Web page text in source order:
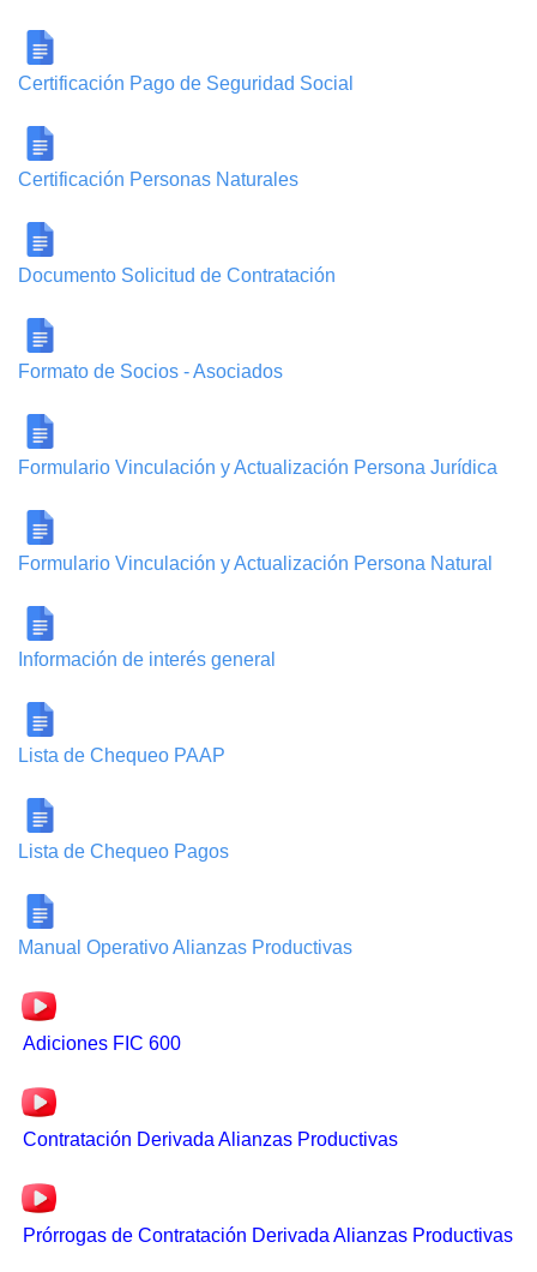
Certificación Pago de Seguridad Social
Certificación Personas Naturales
Documento Solicitud de Contratación
Formato de Socios - Asociados
Formulario Vinculación y Actualización Persona Jurídica
Formulario Vinculación y Actualización Persona Natural
Información de interés general
Lista de Chequeo PAAP
Lista de Chequeo Pagos
Manual Operativo Alianzas Productivas
Adiciones FIC 600
Contratación Derivada Alianzas Productivas
Prórrogas de Contratación Derivada Alianzas Productivas